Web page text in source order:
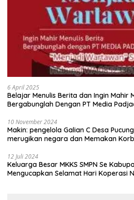
6 April 2025
Belajar Menulis Berita dan Ingin Mahir
Bergabunglah Dengan PT Media
10 November 2024
Makin: pengelola Galian C Desa
merugikan negara dan Memakan
12 Juli 2024
Keluarga Besar MKKS SMPN Se
Mengucapkan Selamat Hari Koperasi Nasional Ke 77 Tahun